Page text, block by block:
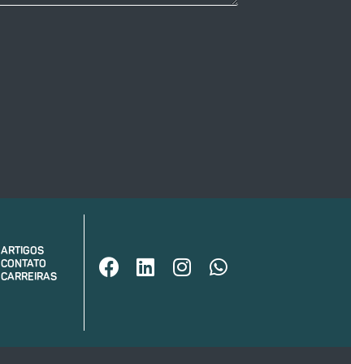
ARTIGOS
CONTATO
CARREIRAS